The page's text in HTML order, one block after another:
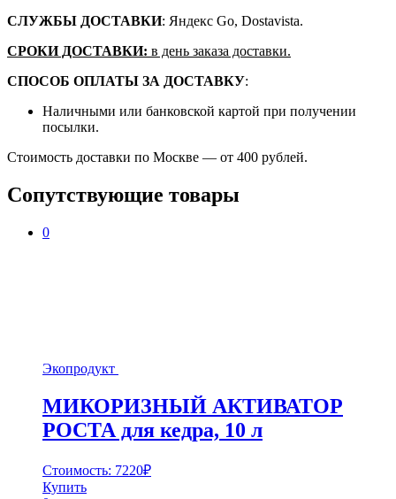
СЛУЖБЫ ДОСТАВКИ: Яндекс Go, Dostavista.
СРОКИ ДОСТАВКИ: в день заказа доставки.
СПОСОБ ОПЛАТЫ ЗА ДОСТАВКУ:
Наличными или банковской картой при получении
посылки.
Стоимость доставки по Москве — от 400 рублей.
Сопутствующие товары
0
Экопродукт
МИКОРИЗНЫЙ АКТИВАТОР
РОСТА для кедра, 10 л
Стоимость: 7220₽
Купить